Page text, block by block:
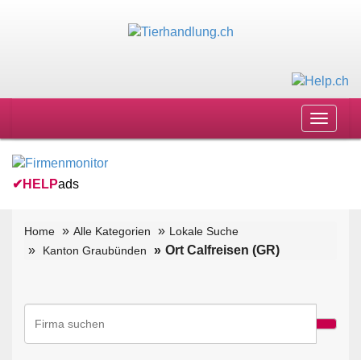
Toggle
✔ HELPads
Home Alle Kategorien
Lokale Suche
Kanton Graubünden
Ort Calfreisen (GR)